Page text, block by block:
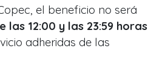
el beneficio no será
las 12:00 y las 23:59 horas
adheridas de las